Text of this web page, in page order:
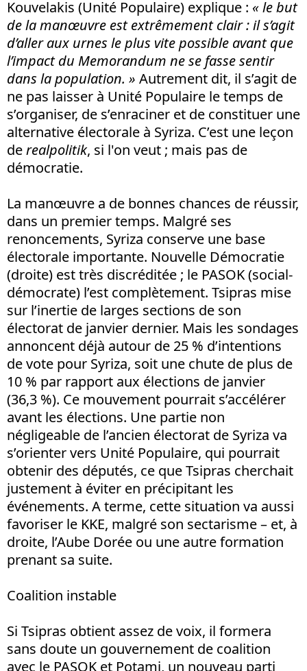
Kouvelakis (Unité Populaire) explique : « le but
de la manœuvre est extrêmement clair : il s’agit
d’aller aux urnes le plus vite possible avant que
l’impact du Memorandum ne se fasse sentir
dans la population. » Autrement dit, il s’agit de
ne pas laisser à Unité Populaire le temps de
s’organiser, de s’enraciner et de constituer une
alternative électorale à Syriza. C’est une leçon
derealpolitik, si l'on veut ; mais pas de
démocratie.
La manœuvre a de bonnes chances de réussir,
dans un premier temps. Malgré ses
renoncements, Syriza conserve une base
électorale importante. Nouvelle Démocratie
(droite) est très discréditée ; le PASOK (social-
démocrate) l’est complètement. Tsipras mise
sur l’inertie de larges sections de son
électorat de janvier dernier. Mais les sondages
annoncent déjà autour de 25 % d’intentions
de vote pour Syriza, soit une chute de plus de
10 % par rapport aux élections de janvier
(36,3 %). Ce mouvement pourrait s’accélérer
avant les élections. Une partie non
négligeable de l’ancien électorat de Syriza va
s’orienter vers Unité Populaire, qui pourrait
obtenir des députés, ce que Tsipras cherchait
justement à éviter en précipitant les
événements. A terme, cette situation va aussi
favoriser le KKE, malgré son sectarisme – et, à
droite, l’Aube Dorée ou une autre formation
prenant sa suite.
Coalition instable
Si Tsipras obtient assez de voix, il formera
sans doute un gouvernement de coalition
avec le PASOK et Potami, un nouveau parti